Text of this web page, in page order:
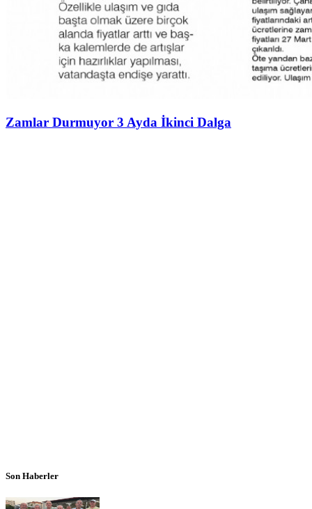
Zamlar Durmuyor 3 Ayda İkinci Dalga
Son Haberler